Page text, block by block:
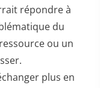
répondre à
du
ou un
plus en